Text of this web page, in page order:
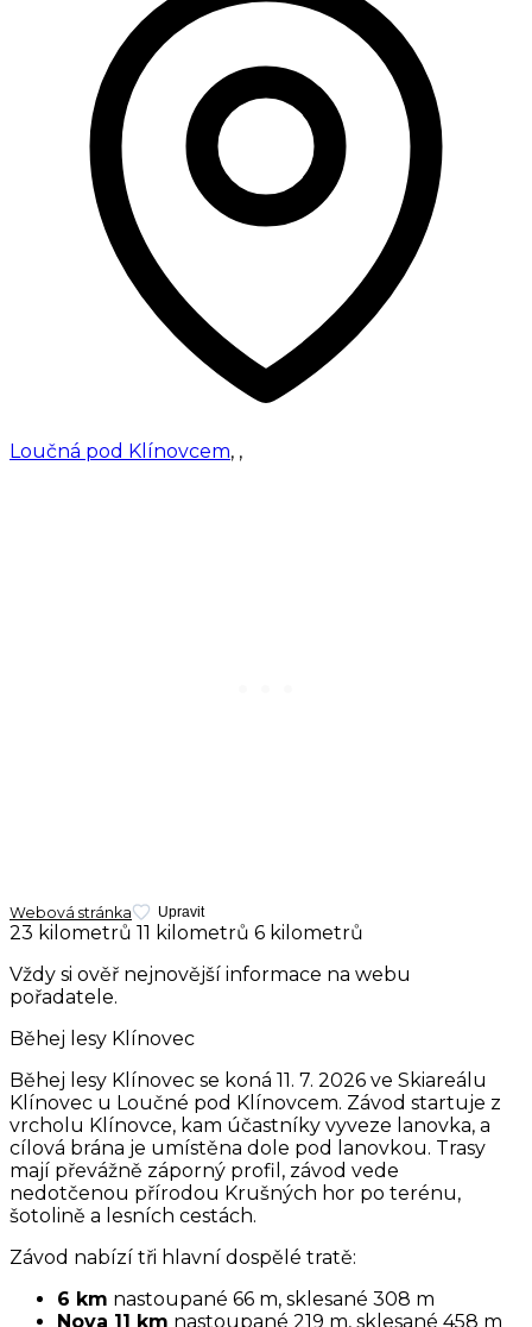
Loučná pod Klínovcem, ,
Webová stránka Upravit
23 kilometrů 11 kilometrů 6 kilometrů
Vždy si ověř nejnovější informace na webu
pořadatele.
Běhej lesy Klínovec
Běhej lesy Klínovec se koná 11. 7. 2026 ve Skiareálu
Klínovec u Loučné pod Klínovcem. Závod startuje z
vrcholu Klínovce, kam účastníky vyveze lanovka, a
cílová brána je umístěna dole pod lanovkou. Trasy
mají převážně záporný profil, závod vede
nedotčenou přírodou Krušných hor po terénu,
šotolině a lesních cestách.
Závod nabízí tři hlavní dospělé tratě:
6 km nastoupané 66 m, sklesané 308 m
Nova 11 km nastoupané 219 m, sklesané 458 m